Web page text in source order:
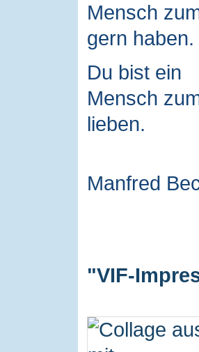
Mensch
gern haben.
Du bist ein
Mensch
lieben.
Manfred
"VIF-